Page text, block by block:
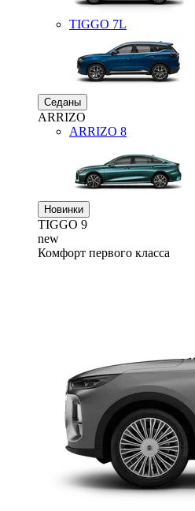
TIGGO 7L
Седаны
ARRIZO
ARRIZO 8
Новинки
TIGGO 9
new
Комфорт первого класса